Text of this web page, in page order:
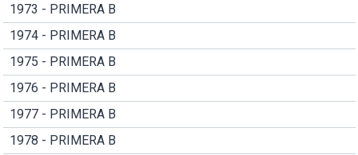
1973 - PRIMERA B
1974 - PRIMERA B
1975 - PRIMERA B
1976 - PRIMERA B
1977 - PRIMERA B
1978 - PRIMERA B